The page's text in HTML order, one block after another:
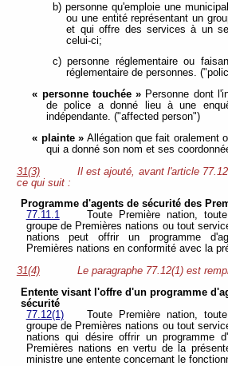
b) personne qu'emploie une
ou une entité représentant un
et qui offre des services à un
celui-ci;
c) personne réglementaire ou
réglementaire de personnes.
« personne touchée » Personne dont
de police a donné lieu à une
indépendante. ("affected person")
« plainte » Allégation que fait oralement
qui a donné son nom et ses
31(3)
Il est ajouté, avant l'article
ce qui suit :
Programme d'agents de sécurité des
77.11.1
Toute Première nation,
groupe de Premières nations ou tout
nations peut offrir un programme
Premières nations en conformité avec la
31(4)
Le paragraphe 77.12(1) est
Entente visant l'offre d'un programme
sécurité
77.12(1)
Toute Première nation,
groupe de Premières nations ou tout
nations qui désire offrir un programme
Premières nations en vertu de la
ministre une entente concernant le